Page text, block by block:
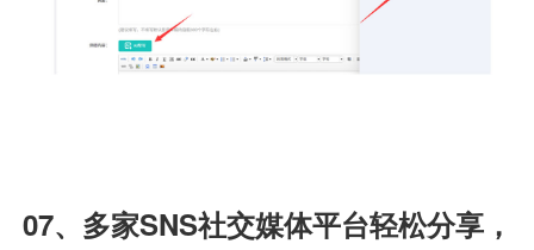
07、多家SNS社交媒体平台轻松分享，